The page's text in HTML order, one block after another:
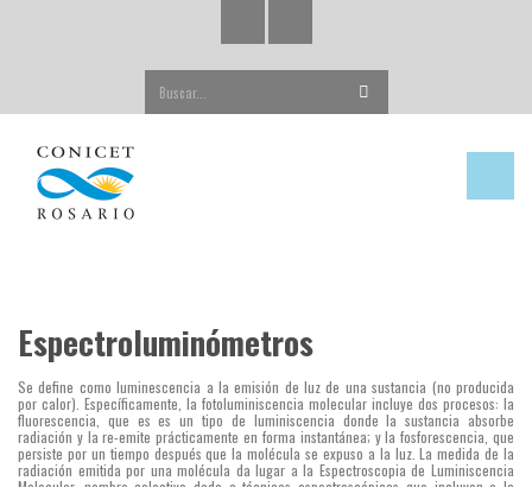
Espectroluminómetros
Se define como luminescencia a la emisión de luz de una sustancia (no producida
por calor). Específicamente, la fotoluminiscencia molecular incluye dos procesos: la
fluorescencia, que es es un tipo de luminiscencia donde la sustancia absorbe
radiación y la re-emite prácticamente en forma instantánea; y la fosforescencia, que
persiste por un tiempo después que la molécula se expuso a la luz. La medida de la
radiación emitida por una molécula da lugar a la Espectroscopia de Luminiscencia